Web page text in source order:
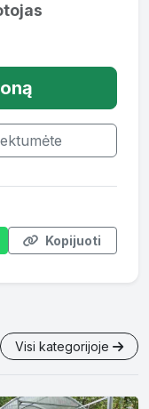
Kopijuoti
Visi kategorijoje